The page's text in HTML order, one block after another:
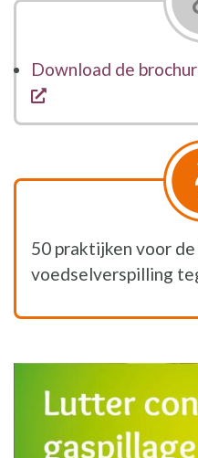
Download de
opent een nieuw
50 praktijken voor
voedselverspilling